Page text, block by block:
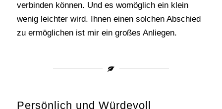
verbinden können. Und es womöglich ein klein
wenig leichter wird. Ihnen einen solchen Abschied
zu ermöglichen ist mir ein großes Anliegen.
Persönlich und Würdevoll